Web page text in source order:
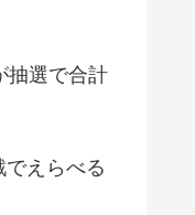
抽選で合計
えらべる